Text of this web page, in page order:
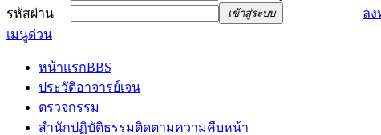
รหัสผ่าน
เข้าสู่ระบบ
ลง
เมนูด่วน
หน้าแรกBBS
ประวัติอาจารย์เจน
ตรวจกรรม
สำนักปฏิบัติธรรมติดตามความคืบหน้า